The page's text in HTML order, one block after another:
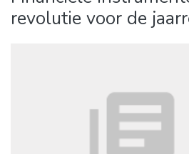
Поиск
revolutie voor de